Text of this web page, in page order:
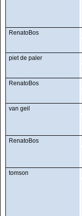
RenatoBos
piet de paler
RenatoBos
van geil
RenatoBos
tomson